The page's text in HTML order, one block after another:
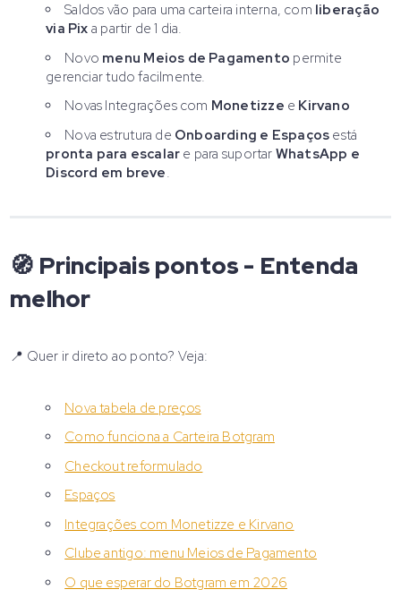
Saldos vão para uma carteira interna, com liberação
via Pix a partir de 1 dia.
Novo menu Meios de Pagamento permite
gerenciar tudo facilmente.
Novas Integrações com Monetizze e Kirvano
Nova estrutura de Onboarding e Espaços está
pronta para escalar e para suportar WhatsApp e
Discord em breve.
🧭 Principais pontos - Entenda
melhor
📍 Quer ir direto ao ponto? Veja:
Nova tabela de preços
Como funciona a Carteira Botgram
Checkout reformulado
Espaços
Integrações com Monetizze e Kirvano
Clube antigo: menu Meios de Pagamento
O que esperar do Botgram em 2026